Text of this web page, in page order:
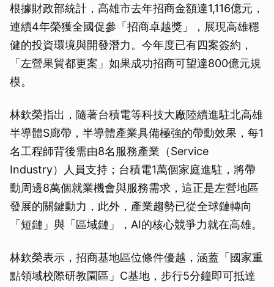
根據財政部統計，高雄市去年招商金額達1,116億元，
連續4年榮獲全國促參「招商卓越獎」，展現高雄穩
健的投資環境與開發潛力。今年度已有四案簽約，
「左營果貿都更案」如果成功招商可望達800億元規
模。
林欽榮指出，隨著台積電等科技大廠陸續進駐北高雄
半導體S廊帶，半導體產業具備極強的帶動效果，每1
名工程師背後需由8名服務產業（Service
Industry）人員支持；台積電1萬個家庭進駐，將帶
動周邊8萬個就業機會與服務需求，這正是左營地區
發展的關鍵動力，此外，產業趨勢已從全球鏈轉向
「短鏈」與「區域鏈」，AI的核心競爭力就在高雄。
林欽榮表示，招商基地區位條件優越，涵蓋「國家重
點領域校際研教園區」C基地，步行5分鐘即可抵達